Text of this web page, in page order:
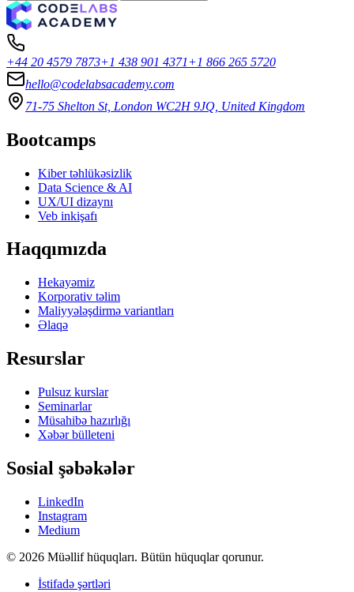
+44 20 4579 7873+1 438 901 4371+1 866 265 5720
hello@codelabsacademy.com
71-75 Shelton St, London WC2H 9JQ, United Kingdom
Bootcamps
Kiber təhlükəsizlik
Data Science & AI
UX/UI dizaynı
Veb inkişafı
Haqqımızda
Hekayəmiz
Korporativ təlim
Maliyyələşdirmə variantları
Əlaqə
Resurslar
Pulsuz kurslar
Seminarlar
Müsahibə hazırlığı
Xəbər bülleteni
Sosial şəbəkələr
LinkedIn
Instagram
Medium
© 2026 Müəllif hüquqları. Bütün hüquqlar qorunur.
İstifadə şərtləri